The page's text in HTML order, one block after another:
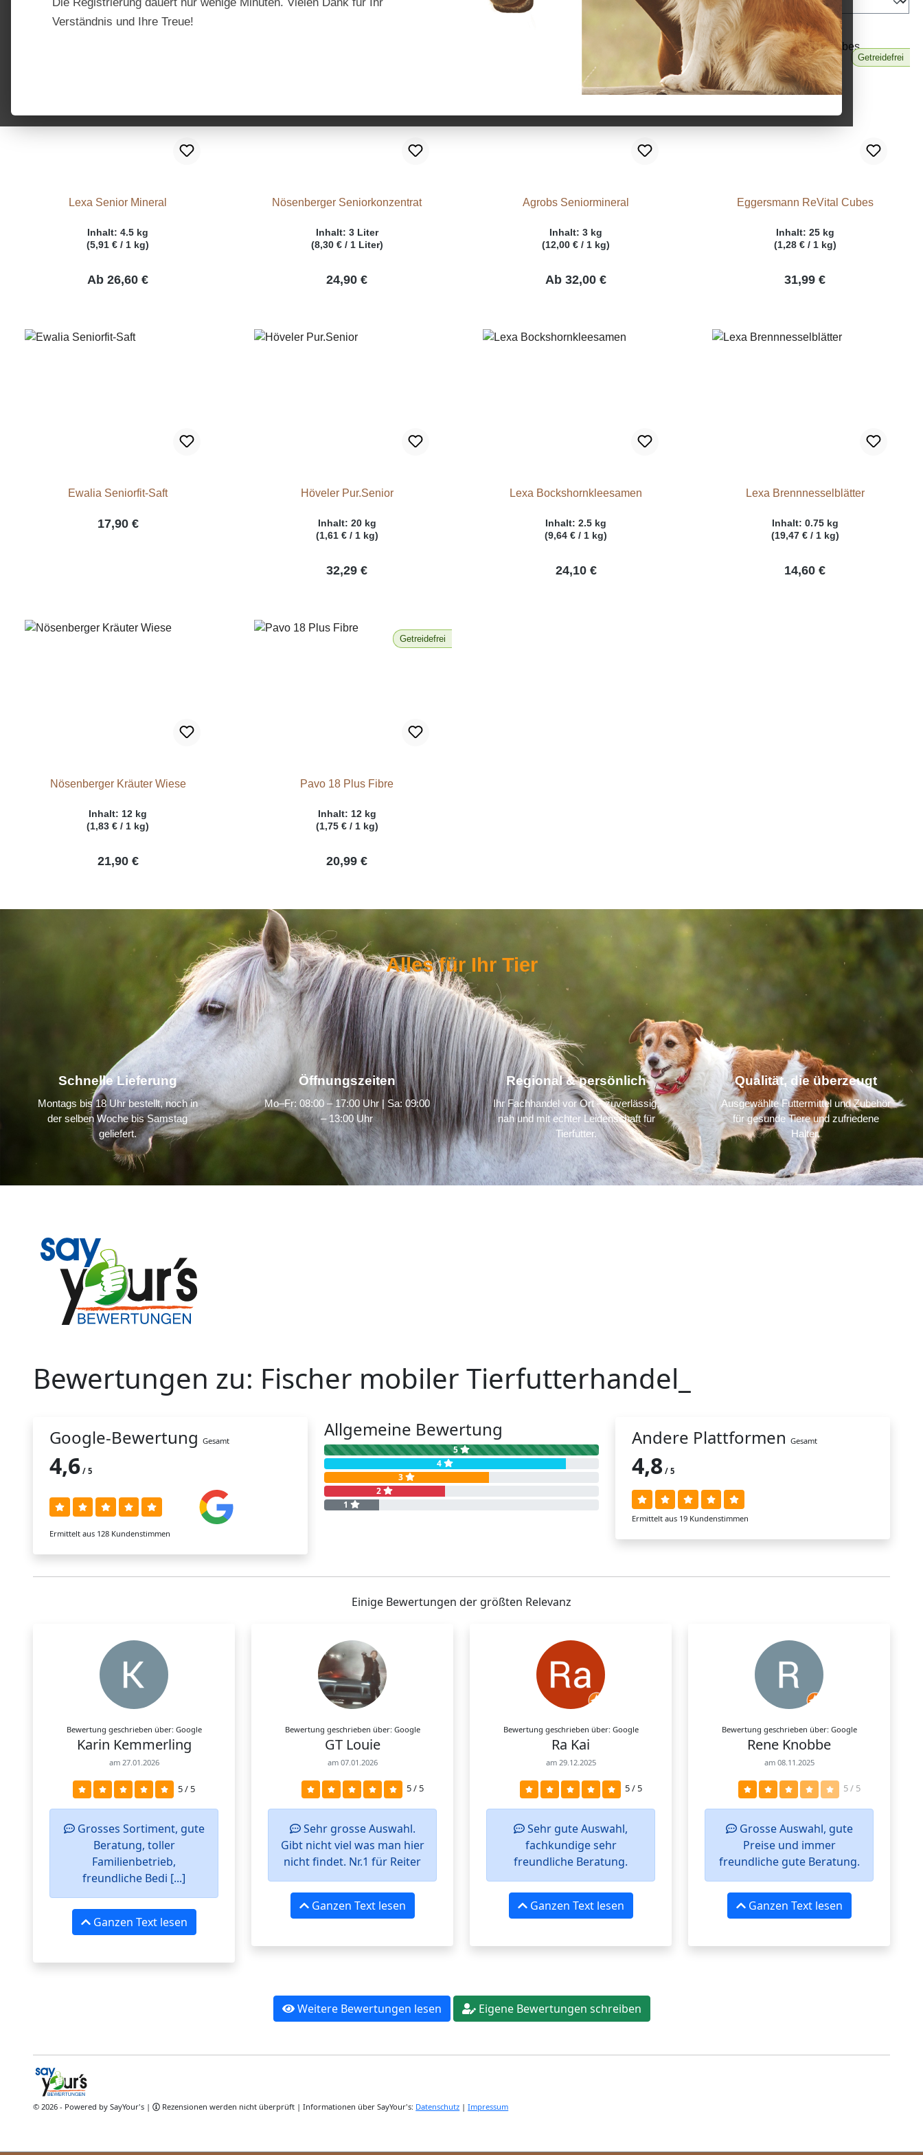
Lexa Senior Mineral
Inhalt:4.5 kg
(5,91 € / 1 kg)
Ab26,60 €
Nösenberger Seniorkonzentrat
Inhalt: 3 Liter
(8,30 € / 1 Liter)
24,90 €
Agrobs Seniormineral
Inhalt:3 kg
(12,00 € / 1 kg)
Ab32,00 €
Getreidefrei
Eggersmann ReVital Cubes
Inhalt: 25 kg
(1,28 € / 1 kg)
31,99 €
Ewalia Seniorfit-Saft
17,90 €
Höveler Pur.Senior
Inhalt: 20 kg
(1,61 € / 1 kg)
32,29 €
Lexa Bockshornkleesamen
Inhalt:2.5 kg
(9,64 € / 1 kg)
24,10 €
Lexa Brennnesselblätter
Inhalt: 0.75 kg
(19,47 € / 1 kg)
14,60 €
Nösenberger Kräuter Wiese
Inhalt:12 kg
(1,83 € / 1 kg)
21,90 €
Getreidefrei
Pavo 18 Plus Fibre
Inhalt: 12 kg
(1,75 € / 1 kg)
20,99 €
Alles für Ihr Tier
Schnelle Lieferung
Montags bis 18 Uhr bestellt, noch in
der selben Woche bis Samstag
geliefert.
Öffnungszeiten
Mo–Fr: 08:00 – 17:00 Uhr | Sa: 09:00
– 13:00 Uhr
Regional & persönlich
Ihr Fachhandel vor Ort – zuverlässig,
nah und mit echter Leidenschaft für
Tierfutter.
Qualität, die überzeugt
Ausgewählte Futtermittel und Zubehör
für gesunde Tiere und zufriedene
Halter.
Die Registrierung dauert nur wenige Minuten. Vielen Dank für Ihr
Verständnis und Ihre Treue!